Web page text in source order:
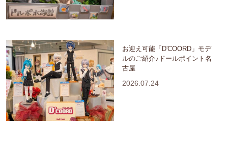
お迎え可能「D'COORD」モデ
ルのご紹介♪ドールポイント名
古屋
2026.07.24